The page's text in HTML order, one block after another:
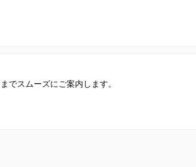
でスムーズにご案内します。